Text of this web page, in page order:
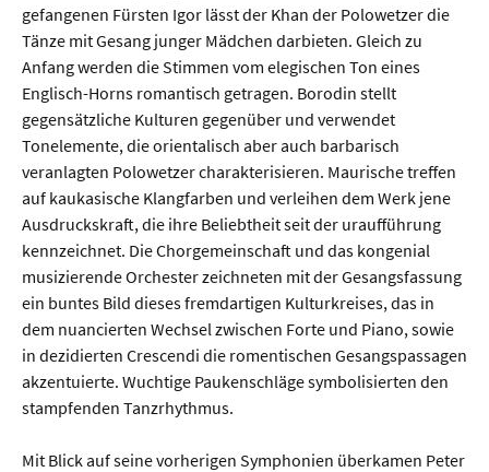
gefangenen Fürsten Igor lässt der Khan der Polowetzer die
Tänze mit Gesang junger Mädchen darbieten. Gleich zu
Anfang werden die Stimmen vom elegischen Ton eines
Englisch-Horns romantisch getragen. Borodin stellt
gegensätzliche Kulturen gegenüber und verwendet
Tonelemente, die orientalisch aber auch barbarisch
veranlagten Polowetzer charakterisieren. Maurische treffen
auf kaukasische Klangfarben und verleihen dem Werk jene
Ausdruckskraft, die ihre Beliebtheit seit der uraufführung
kennzeichnet. Die Chorgemeinschaft und das kongenial
musizierende Orchester zeichneten mit der Gesangsfassung
ein buntes Bild dieses fremdartigen Kulturkreises, das in
dem nuancierten Wechsel zwischen Forte und Piano, sowie
in dezidierten Crescendi die romentischen Gesangspassagen
akzentuierte. Wuchtige Paukenschläge symbolisierten den
stampfenden Tanzrhythmus.
Mit Blick auf seine vorherigen Symphonien überkamen Peter